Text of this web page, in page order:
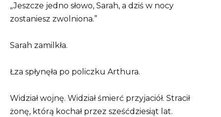
„Jeszcze jedno słowo, Sarah, a dziś w nocy
zostaniesz zwolniona.”
Sarah zamilkła.
Łza spłynęła po policzku Arthura.
Widział wojnę. Widział śmierć przyjaciół. Stracił
żonę, którą kochał przez sześćdziesiąt lat.